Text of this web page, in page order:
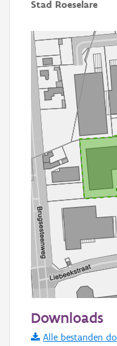
Stad Roeselare
Informatie
Downloads
Alle bestanden